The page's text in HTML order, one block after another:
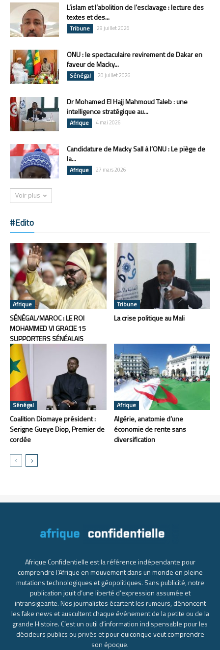
L’islam et l’abolition de l’esclavage : lecture des
textes et des...
Tribune 29 juillet 2026
ONU : le spectaculaire revirement de Dakar en
faveur de Macky...
Sénégal 20 juillet 2026
Dr Mohamed El Hajj Mahmoud Taleb : une
intelligence stratégique au...
Afrique 4 mai 2026
Candidature de Macky Sall à l’ONU : Le piège de
la...
Afrique 27 mars 2026
Voir plus
#Edito
Afrique
SÉNÉGAL/MAROC : LE ROI
MOHAMMED VI GRACIE 15
SUPPORTERS SÉNÉALAIS
Tribune
La crise politique au Mali
Sénégal
Coalition Diomaye président :
Serigne Gueye Diop, Premier de
cordée
Afrique
Algérie, anatomie d’une
économie de rente sans
diversification
Afrique Confidentielle est la référence indépendante pour
comprendre l’Afrique en mouvement dans un monde en pleine
mutations technologiques et géopolitiques. Sans publicité, notre
publication jouit d’une liberté d’expression assumée et
intransigeante. Nos journalistes écartent les rumeurs, dénoncent
les fake news et auscultent chaque événement de la petite ou de la
grande Histoire. C’est un outil d’information indispensable pour les
décideurs publics ou privés et pour quiconque veut comprendre
son époque.